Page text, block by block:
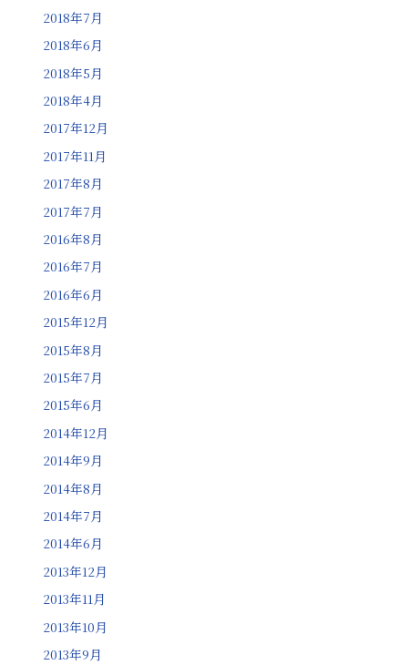
2018年7月
2018年6月
2018年5月
2018年4月
2017年12月
2017年11月
2017年8月
2017年7月
2016年8月
2016年7月
2016年6月
2015年12月
2015年8月
2015年7月
2015年6月
2014年12月
2014年9月
2014年8月
2014年7月
2014年6月
2013年12月
2013年11月
2013年10月
2013年9月